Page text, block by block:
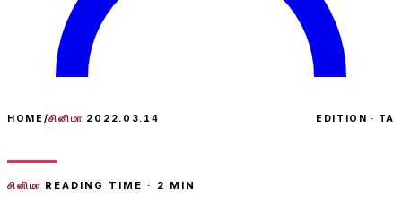
HOME/சினிமா 2022.03.14 EDITION · TA
சினிமா READING TIME · 2 MIN